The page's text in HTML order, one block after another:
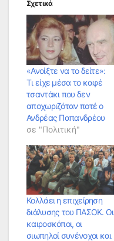
Σχετικά
«Ανοίξτε να το δείτε»:
Τι είχε μέσα το καφέ
τσαντάκι που δεν
αποχωριζόταν ποτέ ο
Ανδρέας Παπανδρέου
σε "Πολιτική"
Κολλάει η επιχείρηση
διάλυσης του ΠΑΣΟΚ. Οι
καιροσκόποι, οι
σιωπηλοί συνένοχοι και